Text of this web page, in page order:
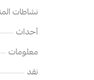
نشاطات
أحداث
معلومات
نقد